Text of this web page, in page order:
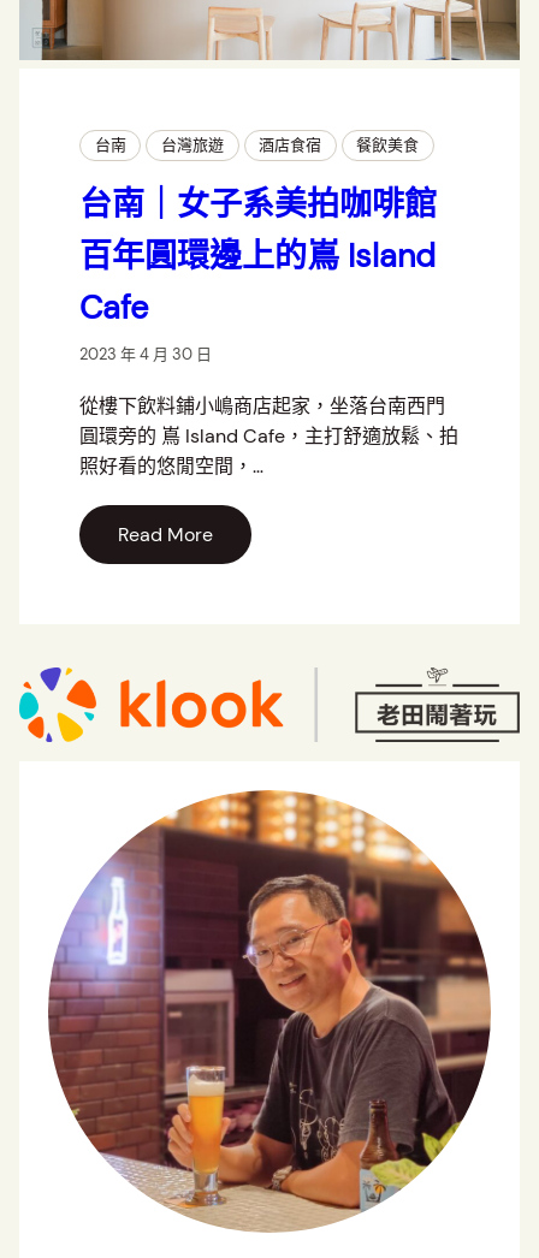
台南 台灣旅遊 酒店食宿 餐飲美食
台南｜女子系美拍咖啡館
百年圓環邊上的嶌 Island
Cafe
2023 年 4 月 30 日
從樓下飲料鋪小嶋商店起家，坐落台南西門
圓環旁的 嶌 Island Cafe，主打舒適放鬆、拍
照好看的悠閒空間，…
Read More